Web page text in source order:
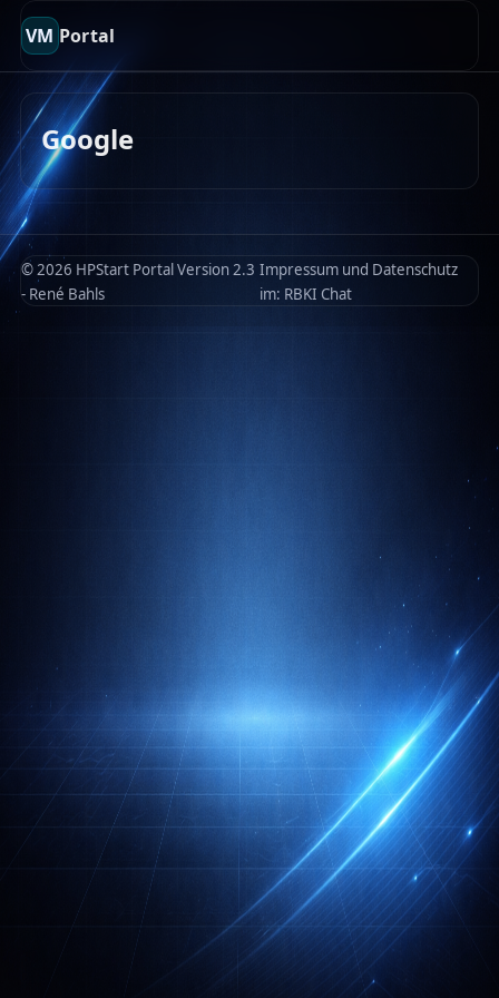
VM Portal
Google
© 2026 HPStart Portal Version 2.3
- René Bahls
Impressum und Datenschutz
im: RBKI Chat